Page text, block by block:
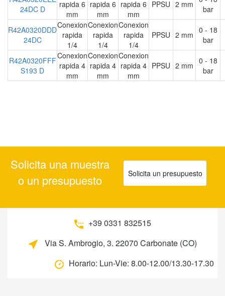
24DC D
rapida 6
mm
rapida 6
mm
rapida 6
mm
PPSU 2 mm
bar
R42A0320DDD
24DC
Conexion
rapida
1/4
Conexion
rapida
1/4
Conexion
rapida
1/4
PPSU 2 mm 0 - 18
bar
R42A0320FFF
S193 D
Conexion
rapida 4
mm
Conexion
rapida 4
mm
Conexion
rapida 4
mm
PPSU 2 mm 0 - 18
bar
Solicita una muestra
o un presupuesto
Solicita un presupuesto
+39 0331 832515
Via S. Ambrogio, 3. 22070 Carbonate (CO)
Horario: Lun-Vie: 8.00-12.00/13.30-17.30